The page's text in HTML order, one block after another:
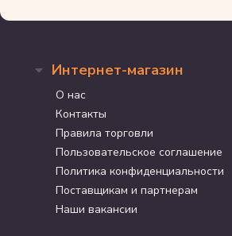
Интернет-магазин
О нас
Контакты
Правила торговли
Пользовательское соглашение
Политика конфиденциальности
Поставщикам и партнерам
Наши вакансии